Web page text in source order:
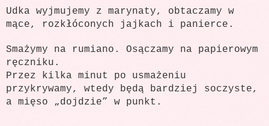
Udka wyjmujemy z marynaty, obtaczamy w
mące, rozkłóconych jajkach i panierce.
Smażymy na rumiano. Osączamy na papierowym
ręczniku.
Przez kilka minut po usmażeniu
przykrywamy, wtedy będą bardziej soczyste,
a mięso „dojdzie” w punkt.